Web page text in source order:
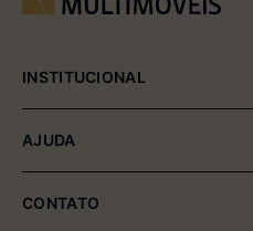
INSTITUCIONAL
Política de Entrega e Devolução
AJUDA
CONTATO